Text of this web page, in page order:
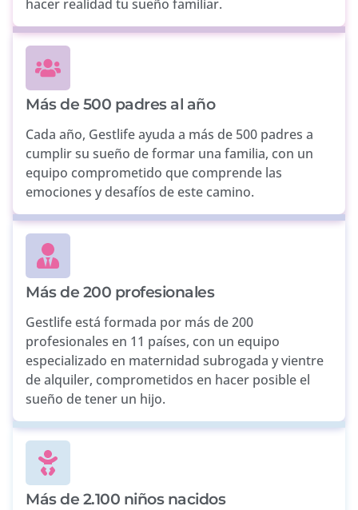
hacer realidad tu sueño familiar.
Más de 500 padres al año
Cada año, Gestlife ayuda a más de 500 padres a
cumplir su sueño de formar una familia, con un
equipo comprometido que comprende las
emociones y desafíos de este camino.
Más de 200 profesionales
Gestlife está formada por más de 200
profesionales en 11 países, con un equipo
especializado en maternidad subrogada y vientre
de alquiler, comprometidos en hacer posible el
sueño de tener un hijo.
Más de 2.100 niños nacidos